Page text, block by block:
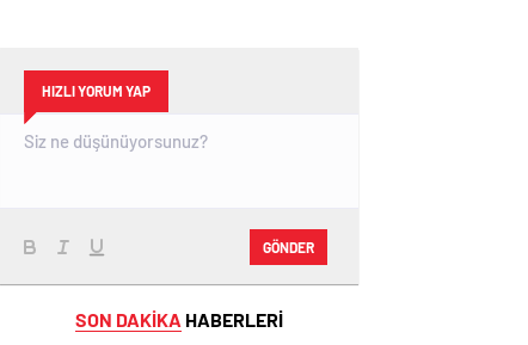
HIZLI YORUM YAP
GÖNDER
SON DAKİKA HABERLERİ